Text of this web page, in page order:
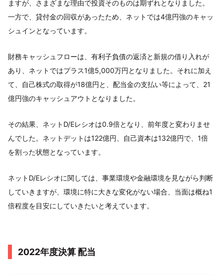
ますが、さまざまな理由で投資そのものは期ずれとなりました。
一方で、貸付金の回収があったため、ネットでは4億円強のキャッ
シュインとなっています。
財務キャッシュフローは、有利子負債の返済と新規の借り入れが
あり、ネットではプラス1億5,000万円となりました。それに加え
て、自己株式の取得が18億円と、配当金の支払い等によって、21
億円強のキャッシュアウトとなりました。
その結果、ネットD/Eレシオは0.9倍となり、前年度と変わりませ
んでした。ネットデットは122億円、自己資本は132億円で、1倍
を割った状態となっています。
ネットD/Eレシオに関しては、事業環境や金融環境を見ながら判断
していきますが、環境に特に大きな変化がない場合、当面は概ね1
倍程度を目安にしていきたいと考えています。
2022年度決算 配当